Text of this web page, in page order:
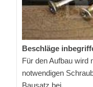
Beschläge
Für den Aufbau wird
notwendigen